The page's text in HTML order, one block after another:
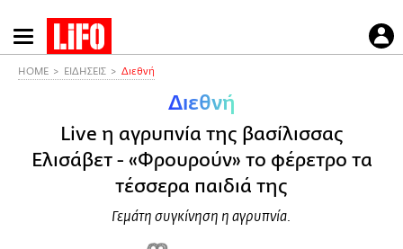
Παράκαμψη
προς
HOME ΕΙΔΗΣΕΙΣ Διεθνή
Διεθνή
Live η αγρυπνία της βασίλισσας
Ελισάβετ - «Φρουρούν» το φέρετρο τα
τέσσερα παιδιά της
Γεμάτη συγκίνηση η αγρυπνία.